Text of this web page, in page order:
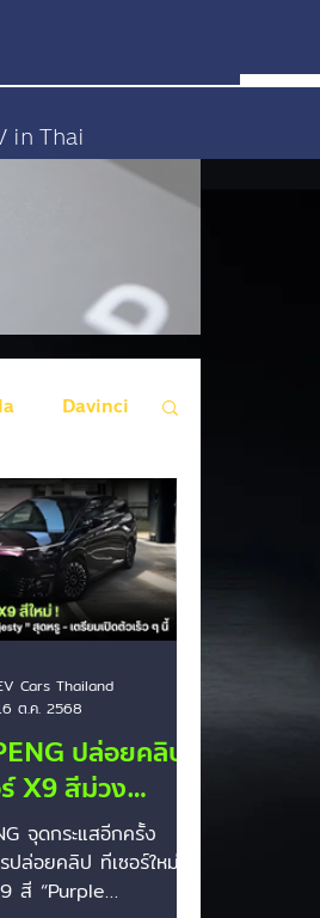
in Thai
Davinci
Audi
ปล่อยคลิป
X9 สีม่วง
Majesty”
– เตรียมเปิดตัว
นี้!
จุดกระแสอีกครั้ง
ปล่อยคลิป ทีเซอร์ใหม่
สี “Purple
Cars Thailand
ต.ค. 2568